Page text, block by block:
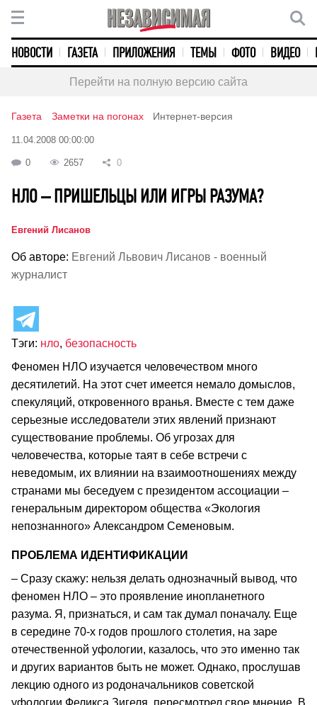
НОВОСТИ ГАЗЕТА ПРИЛОЖЕНИЯ ТЕМЫ ФОТО ВИДЕО
Перейти на полную версию сайта
Газета Заметки на погонах Интернет-версия
11.04.2008 00:00:00
0 2657 0
НЛО – ПРИШЕЛЬЦЫ ИЛИ ИГРЫ РАЗУМА?
Евгений Лисанов
Об авторе: Евгений Львович Лисанов - военный
журналист
Тэги: нло, безопасность
Феномен НЛО изучается человечеством много
десятилетий. На этот счет имеется немало домыслов,
спекуляций, откровенного вранья. Вместе с тем даже
серьезные исследователи этих явлений признают
существование проблемы. Об угрозах для
человечества, которые таят в себе встречи с
неведомым, их влиянии на взаимоотношениях между
странами мы беседуем с президентом ассоциации –
генеральным директором общества «Экология
непознанного» Александром Семеновым.
ПРОБЛЕМА ИДЕНТИФИКАЦИИ
– Сразу скажу: нельзя делать однозначный вывод, что
феномен НЛО – это проявление инопланетного
разума. Я, признаться, и сам так думал поначалу. Еще
в середине 70-х годов прошлого столетия, на заре
отечественной уфологии, казалось, что это именно так
и других вариантов быть не может. Однако, прослушав
лекцию одного из родоначальников советской